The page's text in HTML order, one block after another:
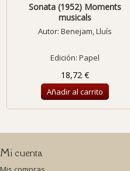
Sonata (1952) Moments
musicals
Autor: Benejam, Lluís
Edición: Papel
18,72 €
Añadir al carrito
Mi cuenta